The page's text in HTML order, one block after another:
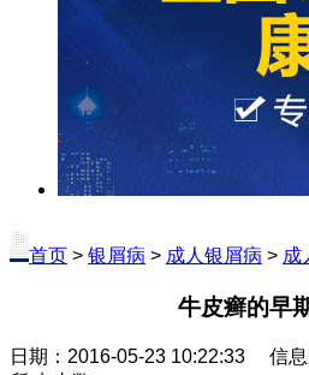
首页 > 银屑病 > 成人银屑病 > 成
牛皮癣的早
日期：2016-05-23 10:22:33 信